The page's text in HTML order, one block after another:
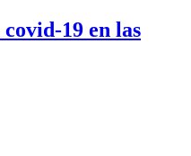
19 en las